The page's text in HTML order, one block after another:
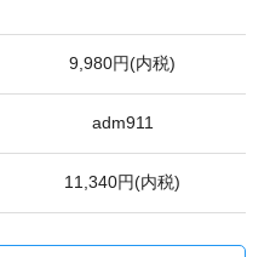
9,980円(内税)
adm911
11,340円(内税)